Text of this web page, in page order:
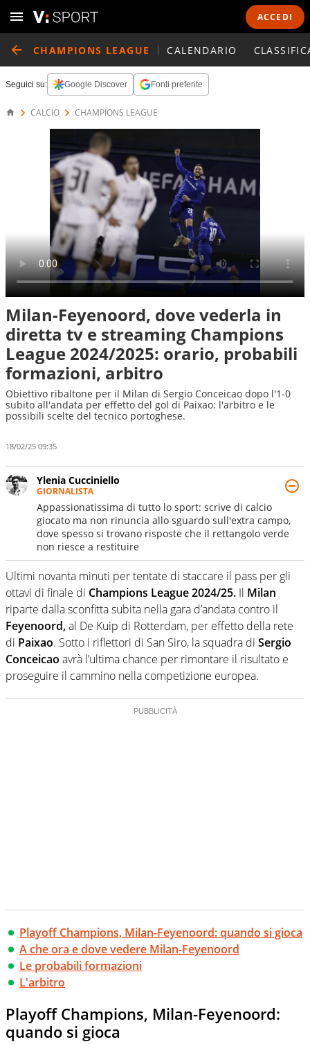
ACCEDI
CHAMPIONS LEAGUE CALENDARIO
Seguici su: Google Discover Fonti preferite
CALCIO CHAMPIONS LEAGUE
Milan-Feyenoord, dove vederla in
diretta tv e streaming Champions
League 2024/2025: orario, probabili
formazioni, arbitro
Obiettivo ribaltone per il Milan di Sergio Conceicao dopo l'1-0
subito all'andata per effetto del gol di Paixao: l'arbitro e le
possibili scelte del tecnico portoghese.
18/02/25 09:35
Ylenia Cucciniello
GIORNALISTA
Appassionatissima di tutto lo sport: scrive di calcio
giocato ma non rinuncia allo sguardo sull'extra campo,
dove spesso si trovano risposte che il rettangolo verde
non riesce a restituire
Ultimi novanta minuti per tentate di staccare il pass per gli
ottavi di finale di Champions League 2024/25. Il Milan
riparte dalla sconfitta subita nella gara d’andata contro il
Feyenoord,al De Kuip di Rotterdam, per effetto della rete
di Paixao. Sotto i riflettori di San Siro, la squadra di Sergio
Conceicao avrà l’ultima chance per rimontare il risultato e
proseguire il cammino nella competizione europea.
Playoff Champions, Milan-Feyenoord: quando si gioca
A che ora e dove vedere Milan-Feyenoord
Le probabili formazioni
L'arbitro
Playoff Champions, Milan-Feyenoord:
quando si gioca